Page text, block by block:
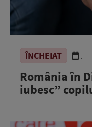
ÎNCHEIAT .
România în
iubesc”